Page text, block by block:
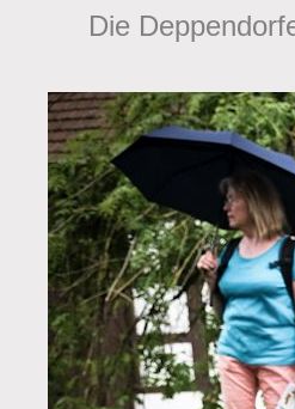
Die